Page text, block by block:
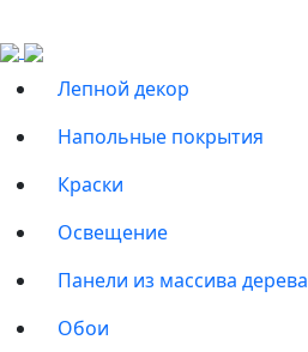
Лепной декор
Напольные покрытия
Краски
Освещение
Панели из массива дерева
Обои